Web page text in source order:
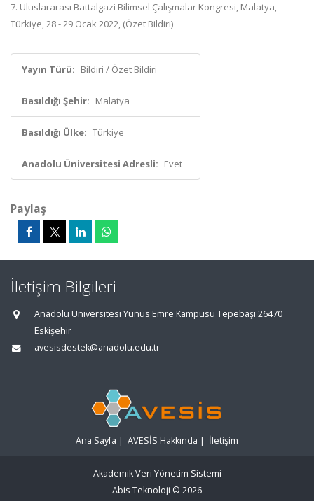
7. Uluslararası Battalgazi Bilimsel Çalışmalar Kongresi, Malatya,
Türkiye, 28 - 29 Ocak 2022, (Özet Bildiri)
Yayın Türü: Bildiri / Özet Bildiri
Basıldığı Şehir: Malatya
Basıldığı Ülke: Türkiye
Anadolu Üniversitesi Adresli: Evet
Paylaş
İletişim Bilgileri
Anadolu Üniversitesi Yunus Emre Kampüsü Tepebaşı 26470
Eskişehir
avesisdestek@anadolu.edu.tr
Ana Sayfa | AVESİS Hakkında | İletişim
Akademik Veri Yönetim Sistemi
Abis Teknoloji © 2026